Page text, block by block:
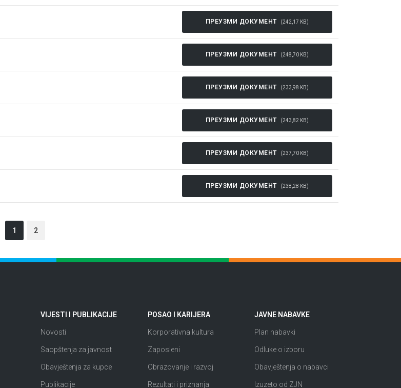
ПРЕУЗМИ ДОКУМЕНТ (242,17 KB)
ПРЕУЗМИ ДОКУМЕНТ (248,70 KB)
ПРЕУЗМИ ДОКУМЕНТ (233,98 KB)
ПРЕУЗМИ ДОКУМЕНТ (243,82 KB)
ПРЕУЗМИ ДОКУМЕНТ (237,70 KB)
ПРЕУЗМИ ДОКУМЕНТ (238,28 KB)
1 2
VIJESTI I PUBLIKACIJE
Novosti
Saopštenja za javnost
Obavještenja za kupce
Publikacije
POSAO I KARIJERA
Korporativna kultura
Zaposleni
Obrazovanje i razvoj
Rezultati i priznanja
JAVNE NABAVKE
Plan nabavki
Odluke o izboru
Obavještenja o nabavci
Izuzeto od ZJN